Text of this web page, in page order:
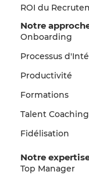
ROI du
Notre
Onboarding
Processus
Productivité
Formations
Talent Coaching
Fidélisation
Notre
Top Manager